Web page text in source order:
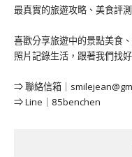
最真實的旅遊攻略、美食評測
喜歡分享旅遊中的景點美食
照片記錄生活，跟著我們找
⇒ 聯絡信箱｜
⇒ Line｜85benchen